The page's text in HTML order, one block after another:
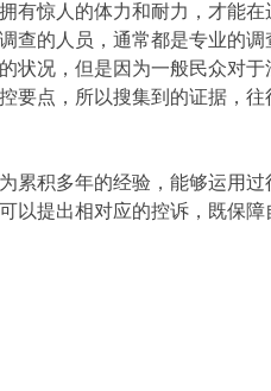
有惊人的体力和耐力，才能
查的人员，通常都是专业的
的状况，但是因为一般民众对
点，所以搜集到的证据，往
累积多年的经验，能够运用
以提出相对应的控诉，既保障